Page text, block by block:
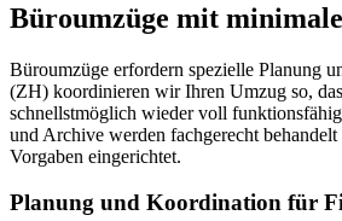
Büroumzüge mit
Büroumzüge erfordern spezielle Planung
(ZH) koordinieren wir Ihren Umzug so,
schnellstmöglich wieder voll
und Archive werden fachgerecht
Vorgaben eingerichtet.
Planung und Koordination für